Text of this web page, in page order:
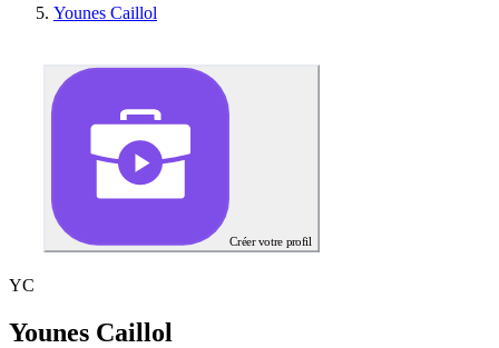
Younes Caillol
Créer votre profil
YC
Younes Caillol